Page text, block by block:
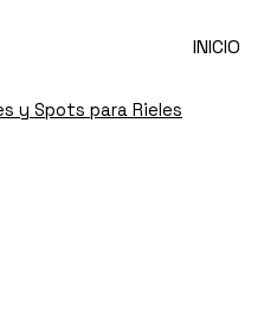
INICIO
y Spots para Rieles